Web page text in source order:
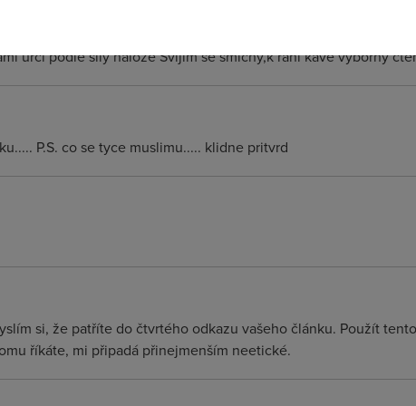
určí podle síly nálože Svíjím se smíchy,k raní kávě výborný
P.S. co se tyce muslimu..... klidne pritvrd
si, že patříte do čtvrtého odkazu vašeho článku. Použít
říkáte, mi připadá přinejmenším neetické.